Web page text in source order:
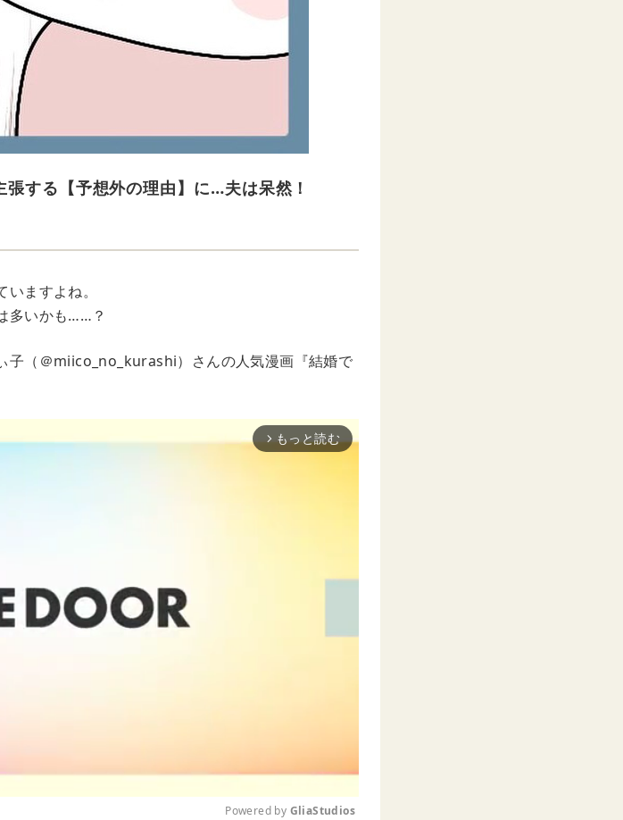
張する【予想外の理由】に…夫は呆然！
ますよね。
多いかも……？
子（＠miico_no_kurashi）さんの人気漫画『結婚で
arrow_forward_ios もっと読む
Powered by GliaStudios